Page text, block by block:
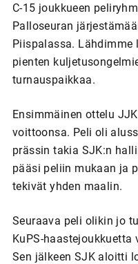
C-15 joukkueen
Palloseuran
Piispalassa.
pienten
turnauspaikkaa.
Ensimmäinen ottelu
voittoonsa. Peli oli
prässin takia SJK:n
pääsi peliin mukaan ja
tekivät yhden maalin.
Seuraava peli olikin jo
KuPS-haastejoukkuetta
Sen jälkeen SJK aloitti